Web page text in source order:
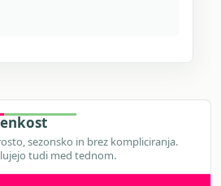
sezonsko in brez kompliciranja.
tudi med tednom.